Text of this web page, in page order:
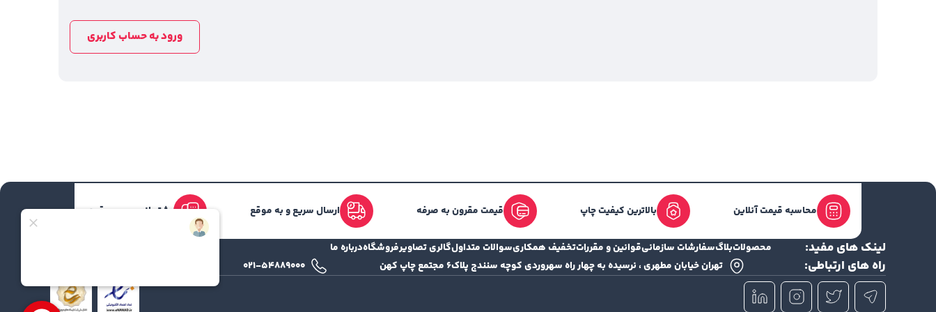
ورود به حساب کاربری
محاسبه قیمت آنلاین بالاترین کیفیت چاپ قیمت مقرون به صرفه ارسال سریع و به موقع پشتیبانی سریع و قوی
لینک های مفید: محصولاتبلاگسفارشات سازمانیقوانین و مقرراتتخفیف همکاریسوالات متداولگالری تصاویرفروشگاهدرباره ما
راه های ارتباطی: تهران خیابان مطهری ، نرسیده به چهار راه سهروردی کوچه سنندج پلاک۶ مجتمع چاپ کهن ۰۲۱-۵۴۸۸۹۰۰۰